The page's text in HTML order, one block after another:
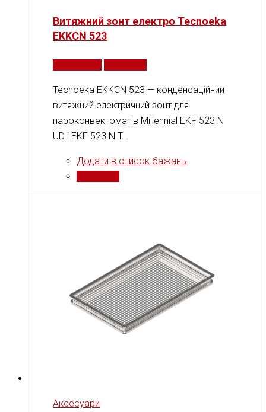
Витяжний зонт електро Tecnoeka
EKKCN 523
Tecnoeka EKKCN 523 — конденсаційний
витяжний електричний зонт для
пароконвектоматів Millennial EKF 523 N
UD і EKF 523 N T...
Додати в список бажань
Аксесуари